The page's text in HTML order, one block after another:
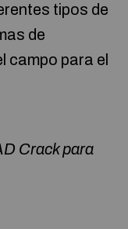
tipos de
de
campo para el
Crack para